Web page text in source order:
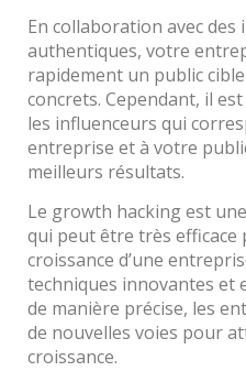
En collaboration avec
authentiques, votre
rapidement un public
concrets. Cependant, il
les influenceurs qui
entreprise et à votre
meilleurs résultats.
Le growth hacking est
qui peut être très efficace
croissance d’une
techniques innovantes et
de manière précise, les
de nouvelles voies pour
croissance.